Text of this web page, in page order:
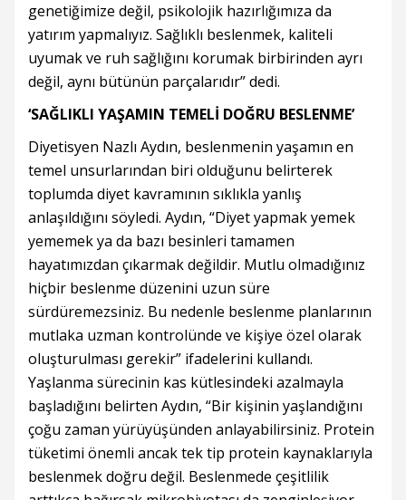
genetiğimize değil, psikolojik hazırlığımıza da
yatırım yapmalıyız. Sağlıklı beslenmek, kaliteli
uyumak ve ruh sağlığını korumak birbirinden ayrı
değil, aynı bütünün parçalarıdır” dedi.
‘SAĞLIKLI YAŞAMIN TEMELİ DOĞRU BESLENME’
Diyetisyen Nazlı Aydın, beslenmenin yaşamın en
temel unsurlarından biri olduğunu belirterek
toplumda diyet kavramının sıklıkla yanlış
anlaşıldığını söyledi. Aydın, “Diyet yapmak yemek
yememek ya da bazı besinleri tamamen
hayatımızdan çıkarmak değildir. Mutlu olmadığınız
hiçbir beslenme düzenini uzun süre
sürdüremezsiniz. Bu nedenle beslenme planlarının
mutlaka uzman kontrolünde ve kişiye özel olarak
oluşturulması gerekir” ifadelerini kullandı.
Yaşlanma sürecinin kas kütlesindeki azalmayla
başladığını belirten Aydın, “Bir kişinin yaşlandığını
çoğu zaman yürüyüşünden anlayabilirsiniz. Protein
tüketimi önemli ancak tek tip protein kaynaklarıyla
beslenmek doğru değil. Beslenmede çeşitlilik